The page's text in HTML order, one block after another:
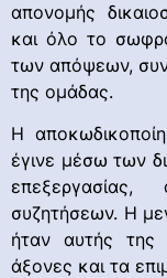
απονομής
και όλο το
των απόψεων,
της ομάδας.
Η
έγινε μέσω των
συζητήσεων. Η
ήταν αυτής της
άξονες και τα